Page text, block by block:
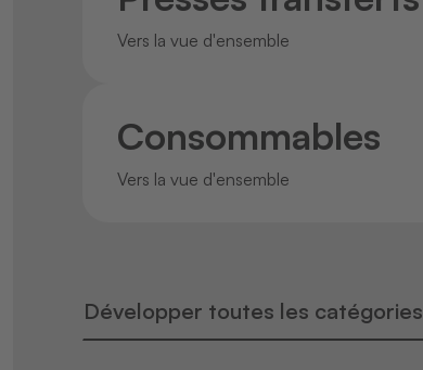
Vers la vue d'ensemble
Consommables
Vers la vue d'ensemble
Développer toutes les catégories